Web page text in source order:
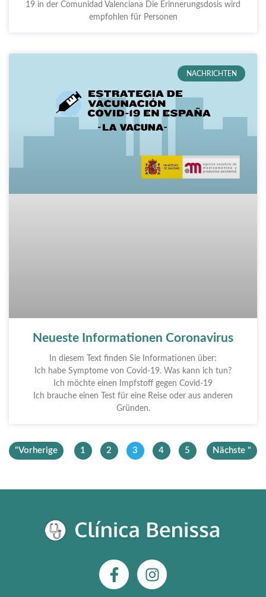
19 in der Comunidad Valenciana Die Erinnerungsdosis wird
empfohlen für Personen
NACHRICHTEN
Neueste Informationen Coronavirus
In diesem Text finden Sie Informationen über:
Ich habe Symptome von Covid-19. Was kann ich tun?
Ich möchte einen Impfstoff gegen Covid-19
Ich brauche einen Test für eine Reise oder aus anderen
Gründen.
"Vorherige 1 2 3 4 5 Nächste "
F
a
I
n